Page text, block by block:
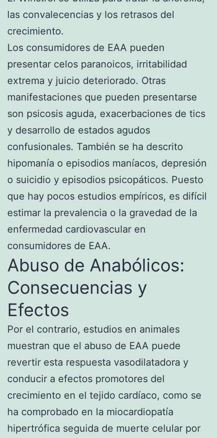
las convalecencias y los retrasos del
crecimiento.
Los consumidores de EAA pueden
presentar celos paranoicos, irritabilidad
extrema y juicio deteriorado. Otras
manifestaciones que pueden presentarse
son psicosis aguda, exacerbaciones de tics
y desarrollo de estados agudos
confusionales. También se ha descrito
hipomanía o episodios maníacos, depresión
o suicidio y episodios psicopáticos. Puesto
que hay pocos estudios empíricos, es difícil
estimar la prevalencia o la gravedad de la
enfermedad cardiovascular en
consumidores de EAA.
Abuso de Anabólicos:
Consecuencias y
Efectos
Por el contrario, estudios en animales
muestran que el abuso de EAA puede
revertir esta respuesta vasodilatadora y
conducir a efectos promotores del
crecimiento en el tejido cardíaco, como se
ha comprobado en la miocardiopatía
hipertrófica seguida de muerte celular por